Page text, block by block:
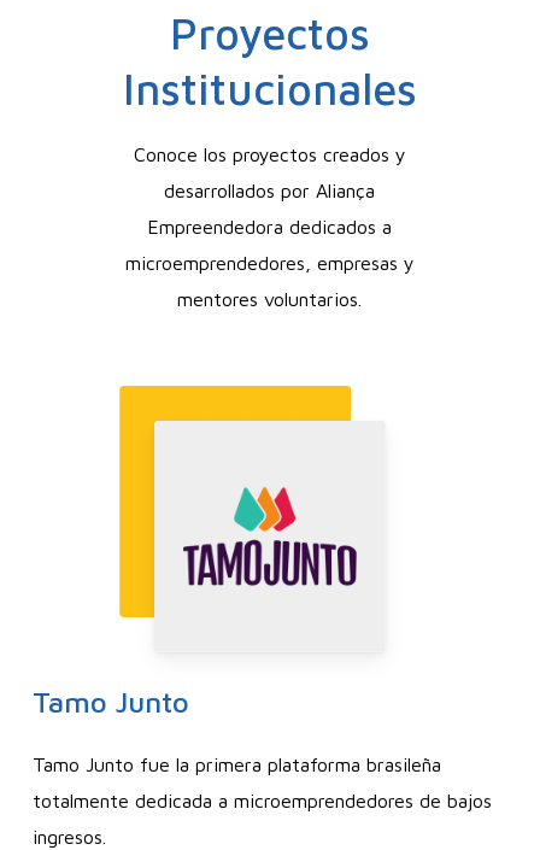
Proyectos
Institucionales
Conoce los proyectos creados y
desarrollados por Aliança
Empreendedora dedicados a
microemprendedores, empresas y
mentores voluntarios.
Tamo Junto
Tamo Junto fue la primera plataforma brasileña
totalmente dedicada a microemprendedores de bajos
ingresos.